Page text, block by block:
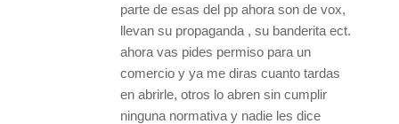
parte de esas del pp ahora son de vox,
llevan su propaganda , su banderita ect.
ahora vas pides permiso para un
comercio y ya me diras cuanto tardas
en abrirle, otros lo abren sin cumplir
ninguna normativa y nadie les dice